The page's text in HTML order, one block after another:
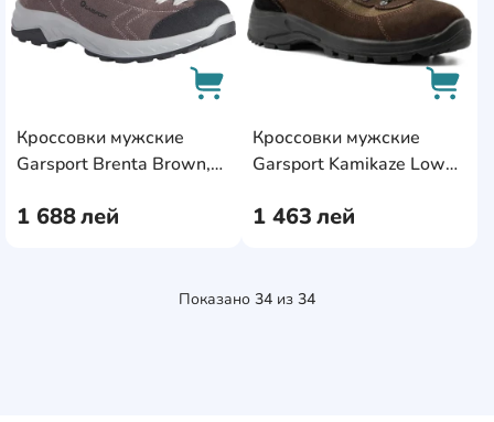
Кроссовки мужские
Garsport Brenta Brown,
1 688лей
AddCardToCart
Кроссовки мужские
Garsport Kamikaze Low
1 463лей
Показано 34 из 34